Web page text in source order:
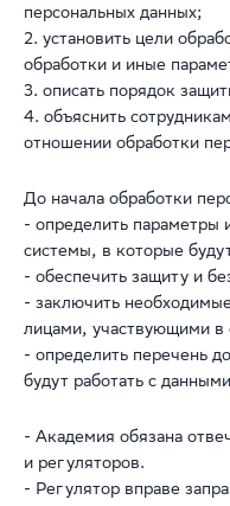
персональных данных;
2. установить цели
обработки и иные
3. описать порядок
4. объяснить
отношении обработки
До начала обработки
- определить параметры
системы, в которые
- обеспечить защиту и
- заключить
лицами, участвующими в
- определить перечень
будут работать с
- Академия обязана
и регуляторов.
- Регулятор вправе